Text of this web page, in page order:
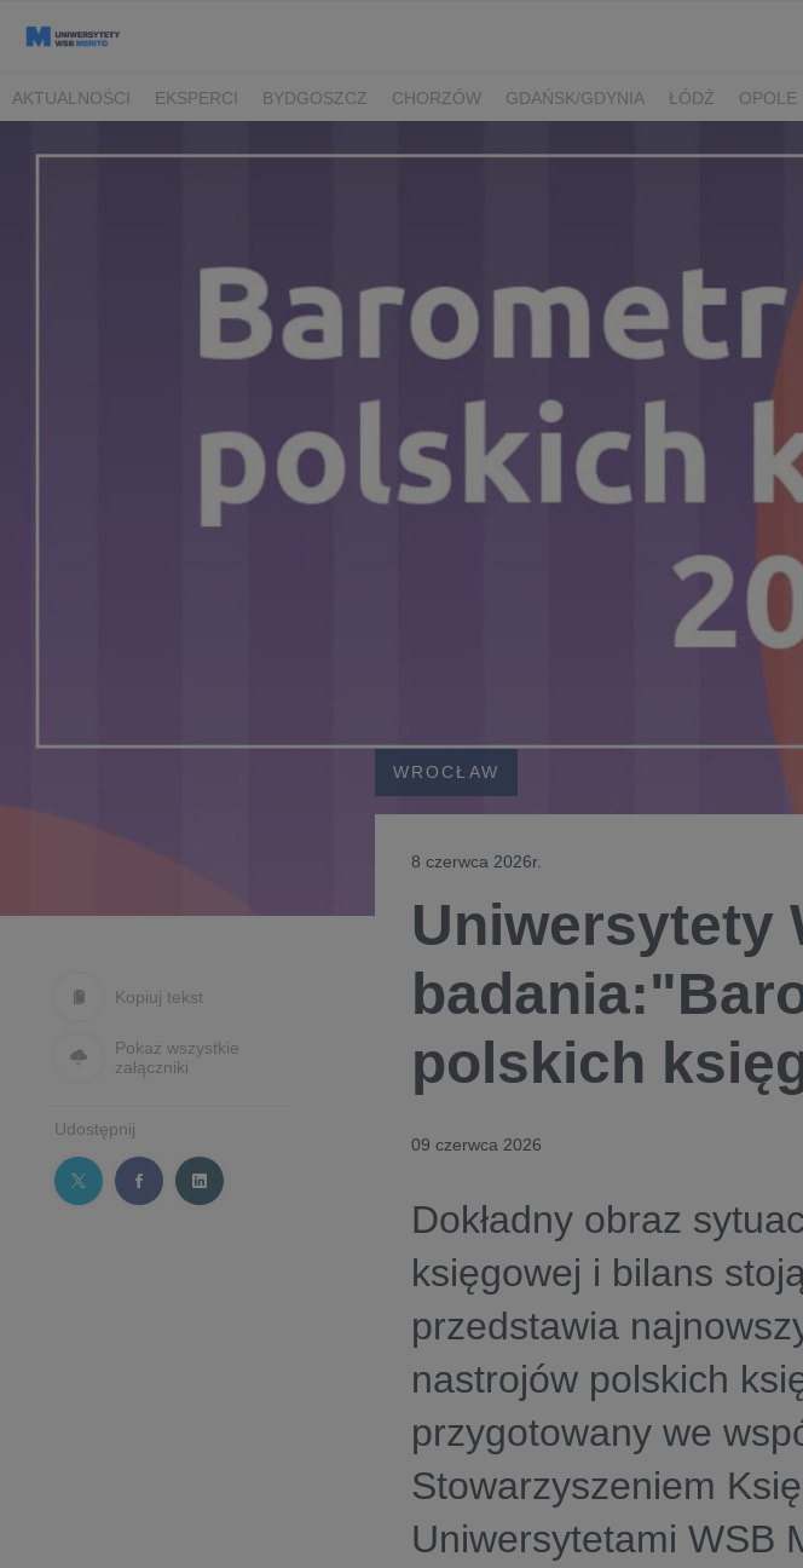
AKTUALNOŚCI EKSPERCI BYDGOSZCZ CHORZÓW GDAŃSK/GDYNIA ŁÓDŹ OPOLE
Kopiuj tekst
Pokaż wszystkie
załączniki
Udostępnij
WROCŁAW
8 czerwca 2026r.
Uniwersytety
polskich
09 czerwca 2026
Dokładny obraz
księgowej i bilans
przedstawia
nastrojów polskich
przygotowany we
Stowarzyszeniem
Uniwersytetami WSB